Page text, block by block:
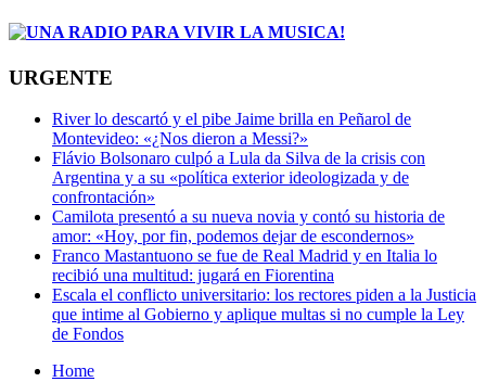
URGENTE
River lo descartó y el pibe Jaime brilla en Peñarol de
Montevideo: «¿Nos dieron a Messi?»
Flávio Bolsonaro culpó a Lula da Silva de la crisis con
Argentina y a su «política exterior ideologizada y de
confrontación»
Camilota presentó a su nueva novia y contó su historia de
amor: «Hoy, por fin, podemos dejar de escondernos»
Franco Mastantuono se fue de Real Madrid y en Italia lo
recibió una multitud: jugará en Fiorentina
Escala el conflicto universitario: los rectores piden a la Justicia
que intime al Gobierno y aplique multas si no cumple la Ley
de Fondos
Home